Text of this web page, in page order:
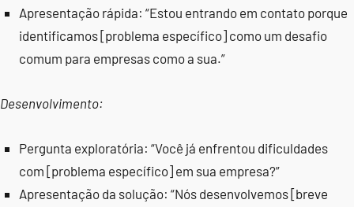
Apresentação rápida: “Estou entrando em contato porque
identificamos [problema específico] como um desafio
comum para empresas como a sua.”
Desenvolvimento:
Pergunta exploratória: “Você já enfrentou dificuldades
com [problema específico] em sua empresa?”
Apresentação da solução: “Nós desenvolvemos [breve